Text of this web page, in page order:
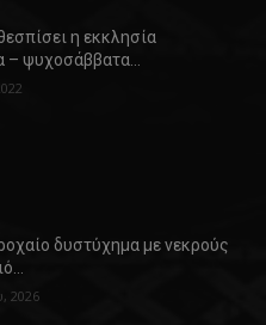
η εκκλησία
– ψυχοσάββατα…
δυστύχημα με νεκρούς
2026